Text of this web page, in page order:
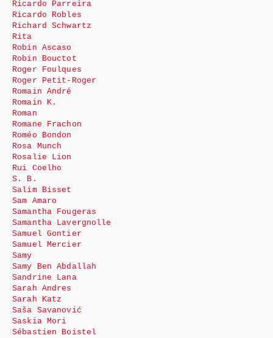
Ricardo Parreira
Ricardo Robles
Richard Schwartz
Rita
Robin Ascaso
Robin Bouctot
Roger Foulques
Roger Petit-Roger
Romain André
Romain K.
Roman
Romane Frachon
Roméo Bondon
Rosa Munch
Rosalie Lion
Rui Coelho
S. B.
Salim Bisset
Sam Amaro
Samantha Fougeras
Samantha Lavergnolle
Samuel Gontier
Samuel Mercier
Samy
Samy Ben Abdallah
Sandrine Lana
Sarah Andres
Sarah Katz
Saša Savanović
Saskia Mori
Sébastien Boistel